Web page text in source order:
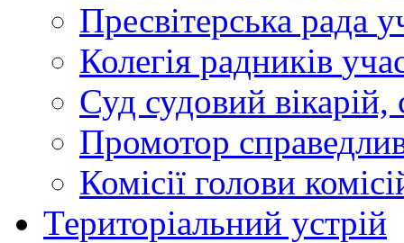
Пресвітерська рада
Колегія радників
Суд судовий вікарій,
Промотор
Комісії голови
Територіальний устрій